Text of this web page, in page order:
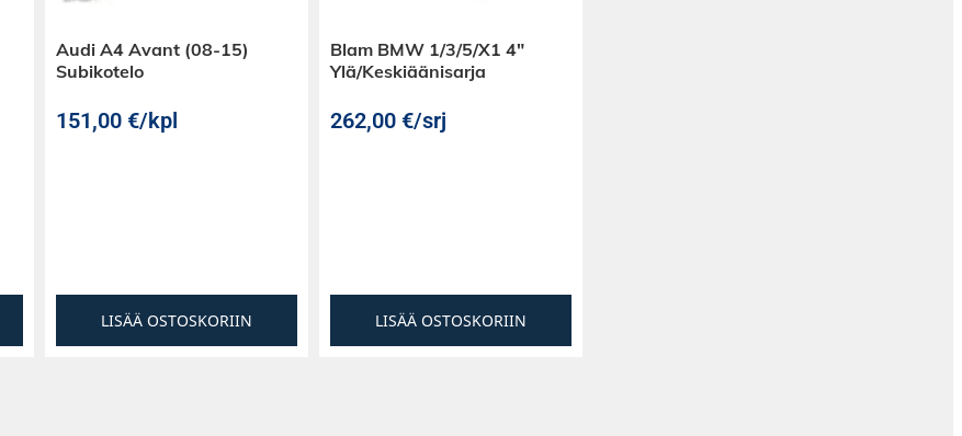
Audi A4 Avant (08-15)
Subikotelo
151,00 €/kpl
LISÄÄ OSTOSKORIIN
Blam BMW 1/3/5/X1 4″
Ylä/Keskiäänisarja
262,00 €/srj
LISÄÄ OSTOSKORIIN